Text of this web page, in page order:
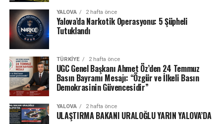
YALOVA 2 hafta önce
Yalova’da Narkotik Operasyonu: 5 Şüpheli
Tutuklandı
TÜRKIYE 2 hafta önce
UGC Genel Başkanı Ahmet Öz’den 24 Temmuz
Basın Bayramı Mesajı: “Özgür ve İlkeli Basın
Demokrasinin Güvencesidir”
YALOVA 2 hafta önce
ULAŞTIRMA BAKANI URALOĞLU YARIN YALOVA’DA